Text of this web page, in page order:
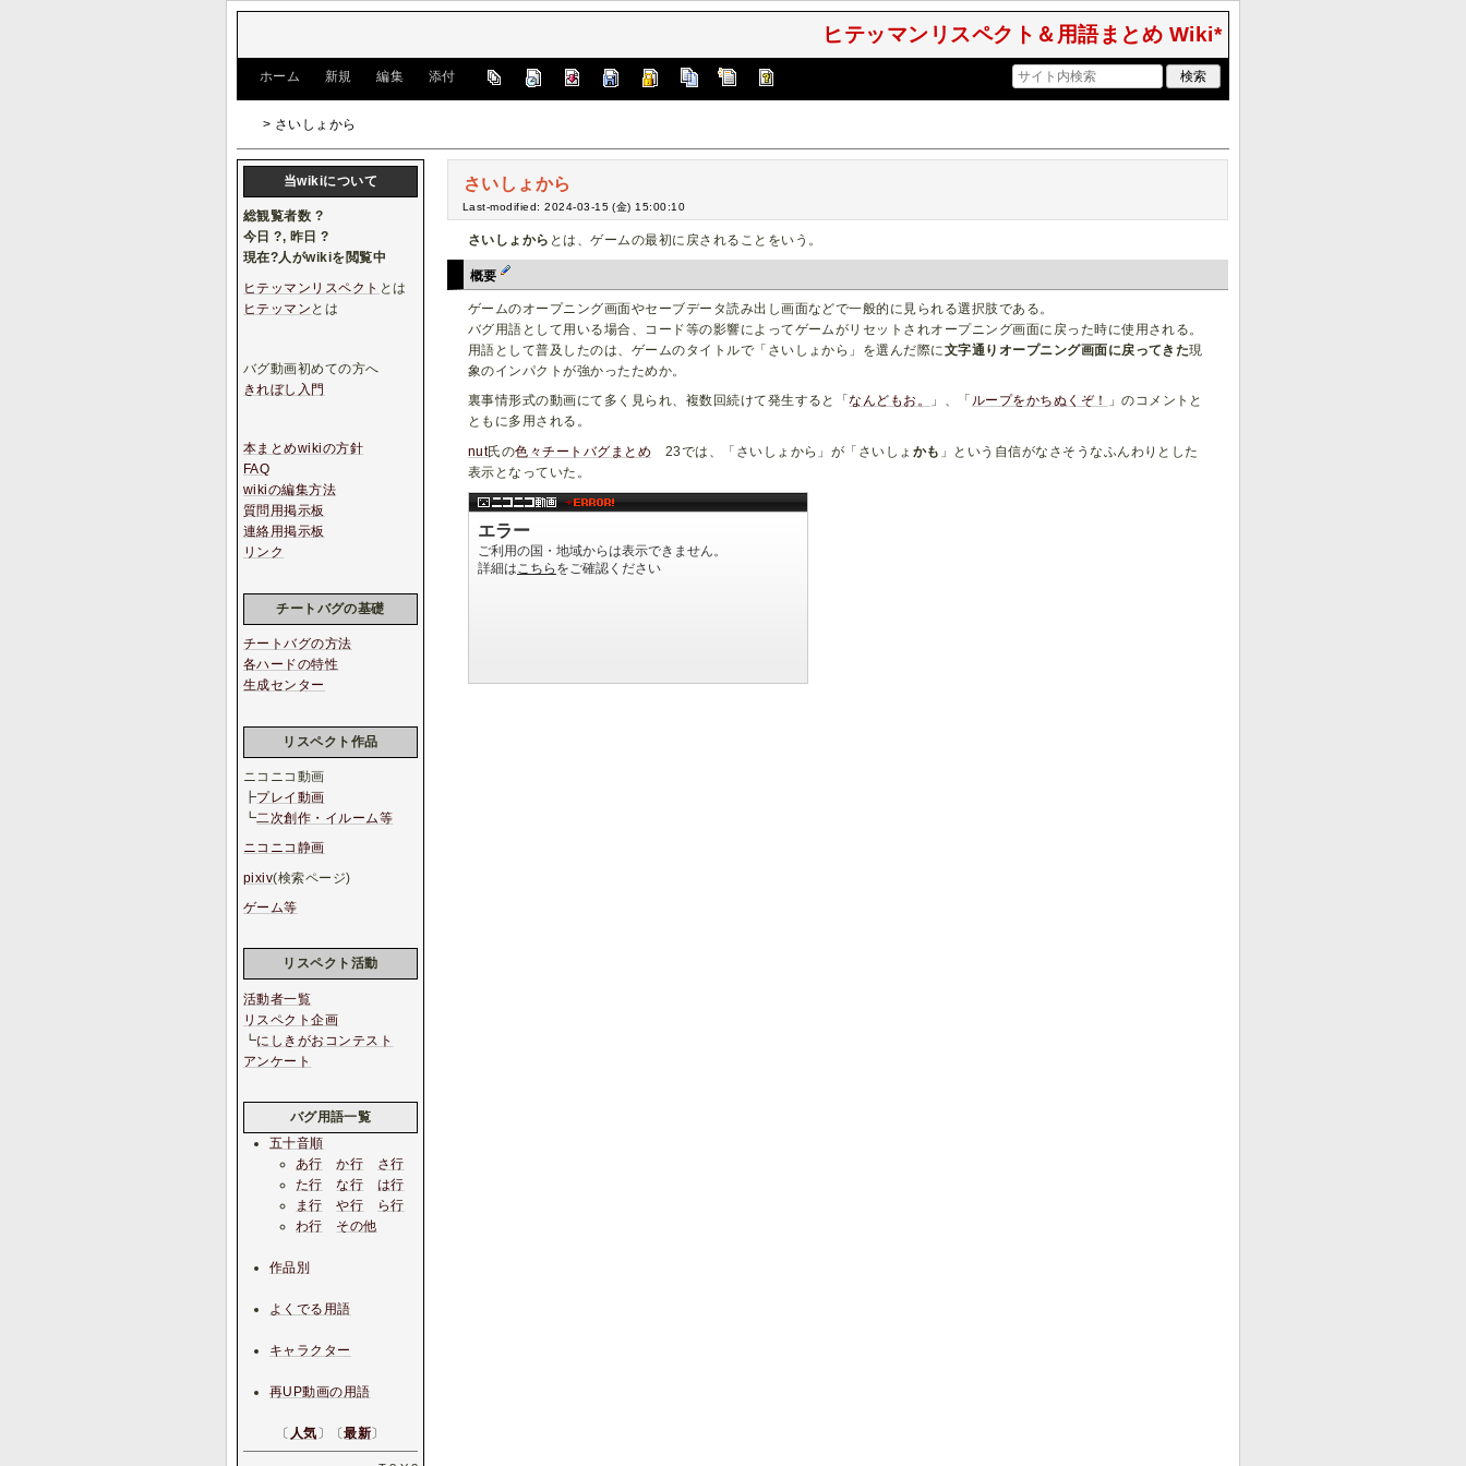
ヒテッマンリスペクト＆用語まとめ Wiki*
ホーム 新規 編集 添付
> さいしょから
さいしょから
Last-modified: 2024-03-15 (金) 15:00:10
さいしょから とは、ゲームの最初に戻されることをいう。
概要
ゲームのオープニング画面やセーブデータ読み出し画面などで一般的に見られる選択肢である。
バグ用語として用いる場合、コード等の影響によってゲームがリセットされオープニング画面に戻った時に使用される。
用語として普及したのは、ゲームのタイトルで「さいしょから」を選んだ際に文字通りオープニング画面に戻ってきた現
象のインパクトが強かったためか。
裏事情形式の動画にて多く見られ、複数回続けて発生すると「なんどもお。 」、「 ループをかちぬくぞ！
」のコメントと
ともに多用される。
nut氏の色々チートバグまとめ 23では、「さいしょから」が「さいしょ かも 」という自信がなさそうなふんわりとした
表示となっていた。
当wikiについて
総観覧者数 ?
今日?, 昨日?
現在?人がwikiを閲覧中
ヒテッマンリスペクト とは
ヒテッマン とは
バグ動画初めての方へ
きれぼし入門
本まとめwikiの方針
FAQ
wikiの編集方法
質問用掲示板
連絡用掲示板
リンク
チートバグの基礎
チートバグの方法
各ハードの特性
生成センター
リスペクト作品
ニコニコ動画
┣プレイ動画
┗二次創作・イルーム等
ニコニコ静画
pixiv(検索ページ)
ゲーム等
リスペクト活動
活動者一覧
リスペクト企画
┗にしきがおコンテスト
アンケート
バグ用語一覧
五十音順
あ行
か行
さ行
た行
な行
は行
ま行
や行
ら行
わ行
その他
作品別
よくでる用語
キャラクター
再UP動画の用語
〔 人気 〕〔最新〕